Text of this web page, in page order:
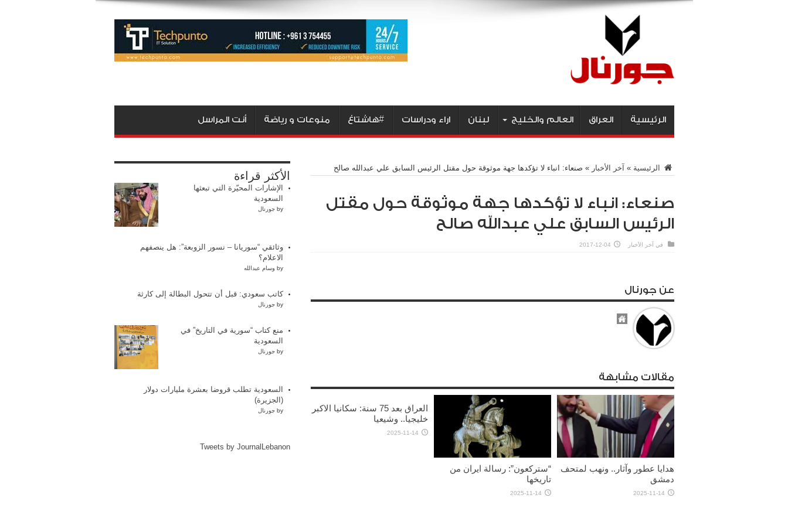
الرئيسية العراق العالم والخليج لبنان اراء ودراسات #هاشتاغ منوعات و رياضة أنت المراسل
الرئيسية » آخر الأخبار » صنعاء: انباء لا تؤكدها جهة موثوقة حول مقتل الرئيس السابق علي عبدالله صالح
صنعاء: انباء لا تؤكدها جهة موثوقة حول مقتل
الرئيس السابق علي عبدالله صالح
في آخر الأخبار 2017-12-04
عن جورنال
مقالات مشابهة
هدايا عطور وآثار.. ونهب لمتحف
دمشق
2025-11-14
“ستركعون”: رسالة ايران من
تاريخها
2025-11-14
العراق بعد 75 سنة: سكانيا الاكبر
خليجيا.. وشيعيا
2025-11-14
الأكثر قراءة
الإشارات المحيّرة التي تبعثها
السعودية
by جورنال
وثائقي “سوريانا – نسور الزوبعة”: هل ينصفهم
الاعلام؟
by وسام عبدالله
كاتب سعودي: قبل أن تتحول البطالة إلى كارثة
by جورنال
منع كتاب “سورية في التاريخ” في
السعودية
by جورنال
السعودية تطلب قروضا بعشرة مليارات دولار
(الجزيرة)
by جورنال
Tweets by JournalLebanon